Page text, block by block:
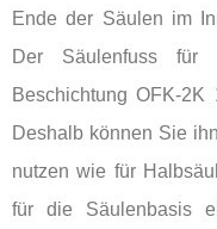
Ende der Säulen im
Der Säulenfuss für
Beschichtung OFK-
Deshalb können Sie
nutzen wie für
für die Säulenbasis